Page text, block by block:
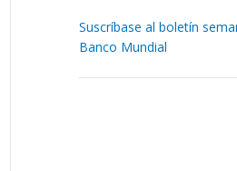
Suscríbase al boletín
Banco Mundial